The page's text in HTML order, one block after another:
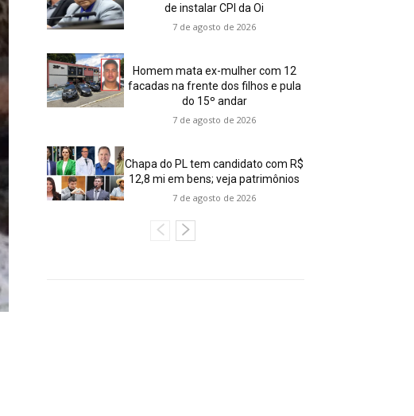
de instalar CPI da Oi
7 de agosto de 2026
Homem mata ex-mulher com 12
facadas na frente dos filhos e pula
do 15º andar
7 de agosto de 2026
Chapa do PL tem candidato com R$
12,8 mi em bens; veja patrimônios
7 de agosto de 2026